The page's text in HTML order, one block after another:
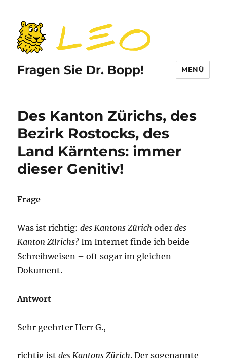
Fragen Sie Dr. Bopp! MENÜ
Des Kanton Zürichs, des
Bezirk Rostocks, des
Land Kärntens: immer
dieser Genitiv!
Frage
Was ist richtig:des Kantons Zürich oderdes
Kanton Zürichs? Im Internet finde ich beide
Schreibweisen – oft sogar im gleichen
Dokument.
Antwort
Sehr geehrter Herr G.,
richtig istdes Kantons Zürich. Der sogenannte